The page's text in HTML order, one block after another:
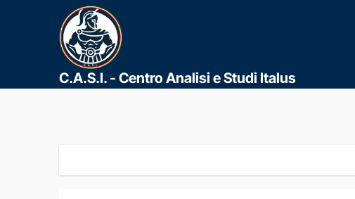
C.A.S.I. - Centro Analisi e Studi Italus